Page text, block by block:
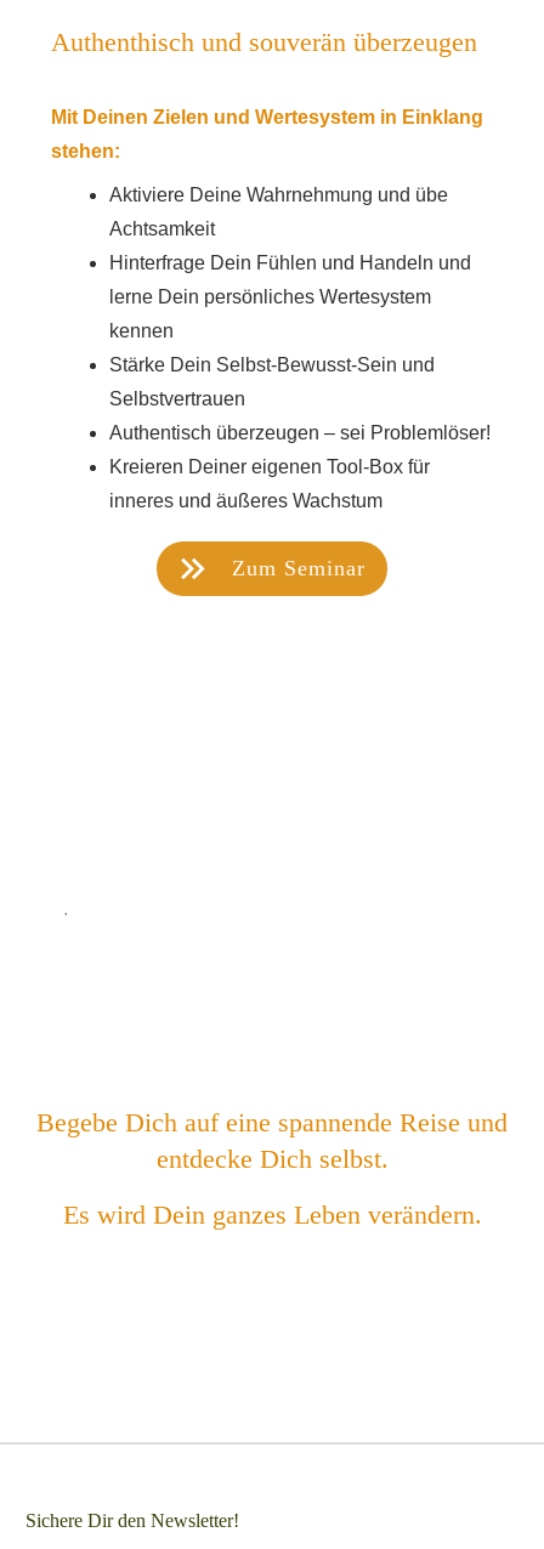
Authenthisch und souverän überzeugen
Mit Deinen Zielen und Wertesystem in Einklang
stehen:
Aktiviere Deine Wahrnehmung und übe
Achtsamkeit
Hinterfrage Dein Fühlen und Handeln und
lerne Dein persönliches Wertesystem
kennen
Stärke Dein Selbst-Bewusst-Sein und
Selbstvertrauen
Authentisch überzeugen – sei Problemlöser!
Kreieren Deiner eigenen Tool-Box für
inneres und äußeres Wachstum
Zum Seminar
3d
Begebe Dich auf eine spannende Reise und
entdecke Dich selbst.
Es wird Dein ganzes Leben verändern.
Sichere Dir den Newsletter!